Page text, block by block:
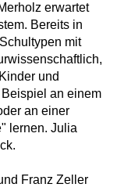
erwartet
Bereits in
mit
und
an einem
an einer
lernen. Julia
Franz Zeller